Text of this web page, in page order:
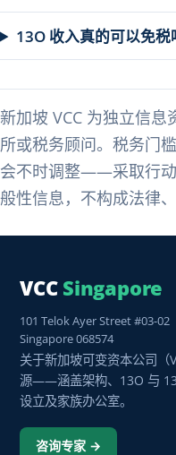
13O 收入真的可以免税
新加坡 VCC 为独立信
所或税务顾问。税务门
会不时调整——采取行
般性信息，不构成法律
VCC Singapore
101 Telok Ayer Street #03-02
Singapore 068574
关于新加坡可变资本公司（
源——涵盖架构、13O 与
设立及家族办公室。
咨询专家 →